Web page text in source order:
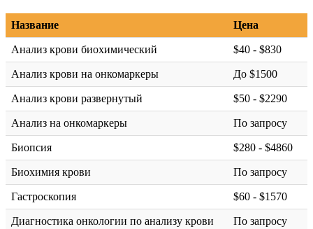
Название Цена
Анализ крови биохимический $40 - $830
Анализ крови на онкомаркеры До $1500
Анализ крови развернутый $50 - $2290
Анализ на онкомаркеры По запросу
Биопсия $280 - $4860
Биохимия крови По запросу
Гастроскопия $60 - $1570
Диагностика онкологии по анализу крови По запросу